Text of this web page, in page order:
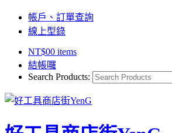
帳戶、訂單查詢
線上型錄
NT$00 items
結帳囉
Search Products: